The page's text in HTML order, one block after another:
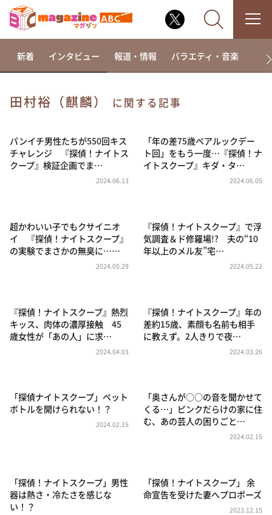
相席食堂
これ余談なんですけど・・・
～人生密着トークバラエティ！～ やすとものいたっ
news おかえり
河合＆A.B.C-Z塚田×福井アナ「なんでやねん！？」
（news おかえり）
朝だ！生です旅サラダ
教えて！ニュースライブ 正義のミカタ
ポツンと一軒家
ザキ山小屋本館
新着 インタビュー 報道・情報 バラエティ・音楽 ド
田村裕（麒麟） に関する記事
パンイチ男性たちが550回キス
チャレンジ 『探偵！ナイトス
クープ』検証企画でま…
2024.06.13
「年の差75歳ペアルックデー
ト回」をもう一度…『探偵！ナ
イトスクープ』キダ・タ…
2024.06.05
超かわいい子でもクサイニオ
イ 『探偵！ナイトスクープ』
の実験でまさかの無臭に……
2024.05.29
『探偵！ナイトスクープ』で浮
気調査＆ド修羅場!? 夫の“10
年以上のメル友”宅…
2024.05.22
『探偵！ナイトスクープ』熱烈
キッス、肉体の濃厚接触 45
歳女性が「あの人」に求…
2024.04.03
『探偵！ナイトスクープ』年の
差約15歳、素顔も名前も相手
に教えず。2人きりで夜…
2024.03.26
「探偵ナイトスクープ」ペット
ボトルを開けられない！？
2024.02.15
「奥さんが○○の音を聞かせて
くる…」ピンクだらけの家に住
む、あの芸人の困りごと…
2024.02.15
「探偵！ナイトスクープ」男性
器は熱さ・冷たさを感じな
い！？
「探偵！ナイトスクープ」 余
命宣告を受けた妻へプロポーズ
2023.12.15